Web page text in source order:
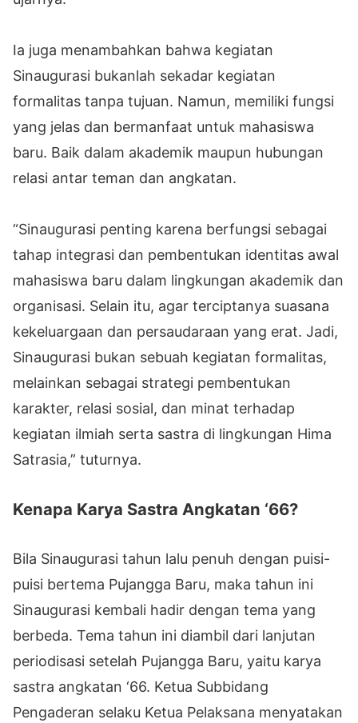
Ia juga menambahkan bahwa kegiatan
Sinaugurasi bukanlah sekadar kegiatan
formalitas tanpa tujuan. Namun, memiliki fungsi
yang jelas dan bermanfaat untuk mahasiswa
baru. Baik dalam akademik maupun hubungan
relasi antar teman dan angkatan.
“Sinaugurasi penting karena berfungsi sebagai
tahap integrasi dan pembentukan identitas awal
mahasiswa baru dalam lingkungan akademik dan
organisasi. Selain itu, agar terciptanya suasana
kekeluargaan dan persaudaraan yang erat. Jadi,
Sinaugurasi bukan sebuah kegiatan formalitas,
melainkan sebagai strategi pembentukan
karakter, relasi sosial, dan minat terhadap
kegiatan ilmiah serta sastra di lingkungan Hima
Satrasia,” tuturnya.
Kenapa Karya Sastra Angkatan ‘66?
Bila Sinaugurasi tahun lalu penuh dengan puisi-
puisi bertema Pujangga Baru, maka tahun ini
Sinaugurasi kembali hadir dengan tema yang
berbeda. Tema tahun ini diambil dari lanjutan
periodisasi setelah Pujangga Baru, yaitu karya
sastra angkatan ‘66. Ketua Subbidang
Pengaderan selaku Ketua Pelaksana menyatakan